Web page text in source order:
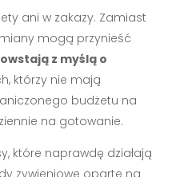
ani w zakazy. Zamiast
mogą przynieść
z myślą o
którzy nie mają
budżetu na
na gotowanie.
które naprawdę działają